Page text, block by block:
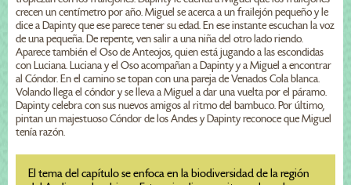
crecen un centímetro por año. Miguel se acerca a un frailejón pequeño y le
dice a Dapinty que ese parece tener su edad. En ese instante escuchan la voz
de una pequeña. De repente, ven salir a una niña del otro lado riendo.
Aparece también el Oso de Anteojos, quien está jugando a las escondidas
con Luciana. Luciana y el Oso acompañan a Dapinty y a Miguel a encontrar
al Cóndor. En el camino se topan con una pareja de Venados Cola blanca.
Volando llega el cóndor y se lleva a Miguel a dar una vuelta por el páramo.
Dapinty celebra con sus nuevos amigos al ritmo del bambuco. Por último,
pintan un majestuoso Cóndor de los Andes y Dapinty reconoce que Miguel
tenía razón.
El tema del capítulo se enfoca en la biodiversidad de la región